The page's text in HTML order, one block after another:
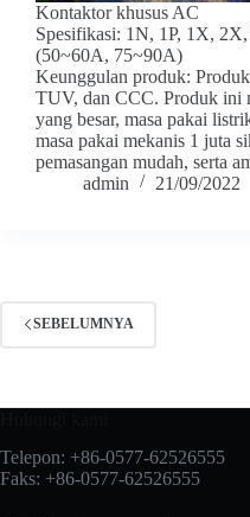
Kontaktor khusus AC
Spesifikasi: 1N, 1P, 1X,
(50~60A, 75~90A)
Keunggulan produk:
TUV, dan CCC. Produk ini
yang besar, masa pakai
masa pakai mekanis 1 juta
pemasangan mudah, serta
admin
21/09/2022
SEBELUMNYA
Telepon: +86-0577-62526555
Faks: +86-0577-62526555